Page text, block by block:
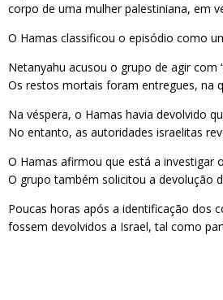
corpo de uma mulher palestiniana, em
O Hamas classificou o episódio como
Netanyahu acusou o grupo de agir
Os restos mortais foram entregues, na
Na véspera, o Hamas havia devolvido
No entanto, as autoridades israelitas
O Hamas afirmou que está a investigar
O grupo também solicitou a devolução
Poucas horas após a identificação dos
fossem devolvidos a Israel, tal como